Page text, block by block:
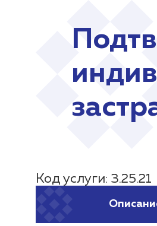
Код услуги: 3.25.21